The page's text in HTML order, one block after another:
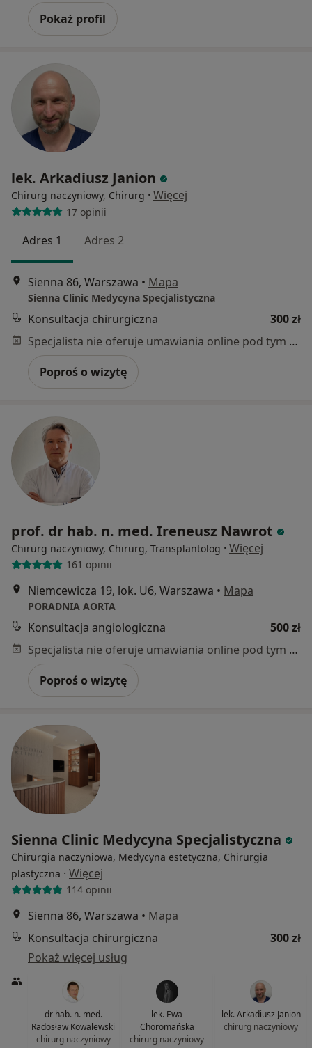
Pokaż profil
lek. Arkadiusz Janion
Chirurg naczyniowy, Chirurg · Więcej
17 opinii
Adres 1 Adres 2
Sienna 86, Warszawa • Mapa
Sienna Clinic Medycyna Specjalistyczna
Konsultacja chirurgiczna
300 zł
Specjalista nie oferuje umawiania online pod tym adresem.
Poproś o wizytę
prof. dr hab. n. med. Ireneusz Nawrot
Chirurg naczyniowy, Chirurg, Transplantolog · Więcej
161 opinii
Niemcewicza 19, lok. U6, Warszawa • Mapa
PORADNIA AORTA
Konsultacja angiologiczna
500 zł
Specjalista nie oferuje umawiania online pod tym adresem.
Poproś o wizytę
Sienna Clinic Medycyna Specjalistyczna
Chirurgia naczyniowa, Medycyna estetyczna, Chirurgia
plastyczna · Więcej
114 opinii
Sienna 86, Warszawa • Mapa
Konsultacja chirurgiczna
300 zł
Pokaż więcej usług
dr hab. n. med.
Radosław Kowalewski
chirurg naczyniowy
lek. Ewa
Choromańska
chirurg naczyniowy
lek. Arkadiusz Janion
chirurg naczyniowy